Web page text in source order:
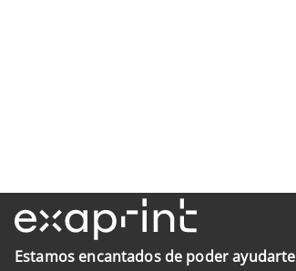
Estamos encantados de poder ayudarte